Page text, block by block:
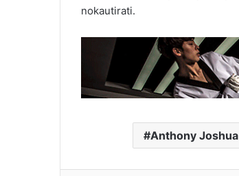
nokautirati.
Anthony Joshua